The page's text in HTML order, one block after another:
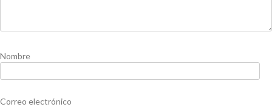
Nombre
Correo electrónico